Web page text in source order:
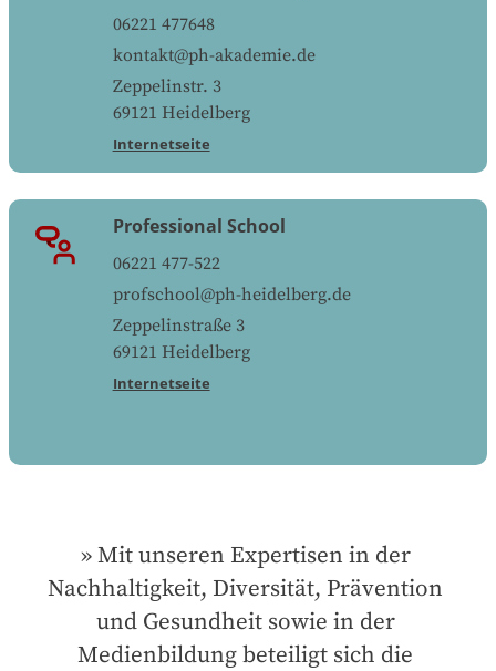
06221 477648
kontakt@ph-akademie.de
Zeppelinstr. 3
69121 Heidelberg
Internetseite
Professional School
06221 477-522
profschool@ph-heidelberg.de
Zeppelinstraße 3
69121 Heidelberg
Internetseite
Mit unseren Expertisen in der
Nachhaltigkeit, Diversität, Prävention
und Gesundheit sowie in der
Medienbildung beteiligt sich die